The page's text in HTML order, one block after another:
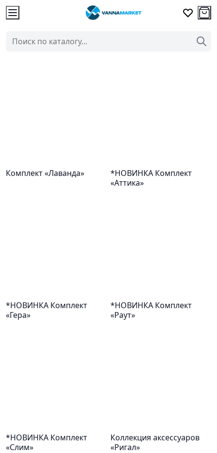
Комплект «Лаванда»
*НОВИНКА Комплект
«Аттика»
*НОВИНКА Комплект
«Гера»
*НОВИНКА Комплект
«Раут»
*НОВИНКА Комплект
«Слим»
Коллекция аксессуаров
«Ригал»